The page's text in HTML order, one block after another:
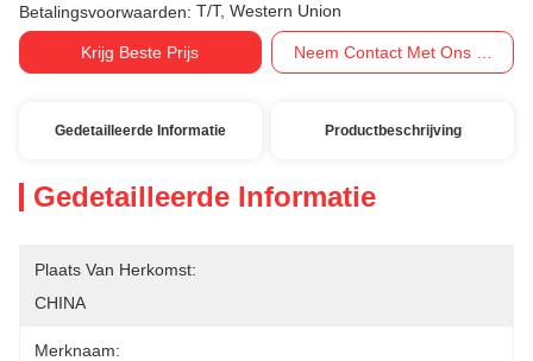
Betalingsvoorwaarden: T/T, Western Union
Krijg Beste Prijs Neem Contact Met Ons Op
Gedetailleerde Informatie Productbeschrijving
Gedetailleerde Informatie
Plaats Van Herkomst:
CHINA
Merknaam: